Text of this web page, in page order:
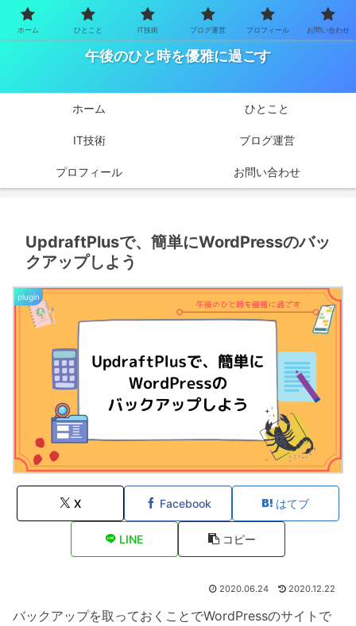
ふとした時に幸せな気持ちにしたい
午後のひと時を優雅に過ごす
ホーム ひとこと
IT技術 ブログ運営
プロフィール お問い合わせ
UpdraftPlusで、簡単にWordPressのバッ
クアップしよう
plugin
X Facebook はてブ
LINE コピー
2020.06.24 2020.12.22
バックアップを取っておくことでWordPressのサイトで
ホーム ひとこと IT技術 ブログ運営 プロフィール お問い合わせ